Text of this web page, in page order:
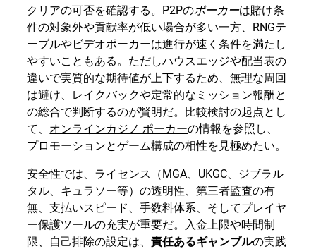
クリアの可否を確認する。P2Pのポーカーは賭け条
件の対象外や貢献率が低い場合が多い一方、RNGテ
ーブルやビデオポーカーは進行が速く条件を満たし
やすいこともある。ただしハウスエッジや配当表の
違いで実質的な期待値が上下するため、無理な周回
は避け、レイクバックや定常的なミッション報酬と
の総合で判断するのが賢明だ。比較検討の起点とし
て、 オンラインカジノ ポーカーの情報を参照し、
プロモーションとゲーム構成の相性を見極めたい。
安全性では、ライセンス（MGA、UKGC、ジブラル
タル、キュラソー等）の透明性、第三者監査の有
無、支払いスピード、手数料体系、そしてプレイヤ
ー保護ツールの充実が重要だ。入金上限や時間制
限、自己排除の設定は、責任あるギャンブルの実践